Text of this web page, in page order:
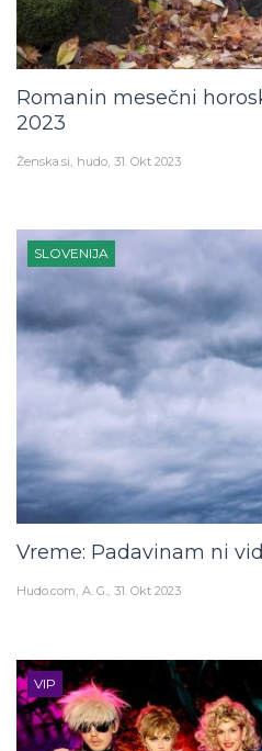
Romanin mesečni
2023
Ženska.si hudo 31. Okt 2023
SLOVENIJA
Vreme: Padavinam ni
Hudo.com A. G. 31. Okt 2023
VIP